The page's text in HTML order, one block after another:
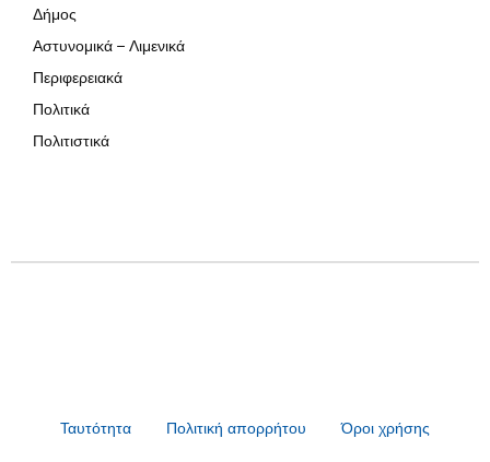
Δήμος
Αστυνομικά – Λιμενικά
Περιφερειακά
Πολιτικά
Πολιτιστικά
Ταυτότητα Πολιτική απορρήτου Όροι χρήσης